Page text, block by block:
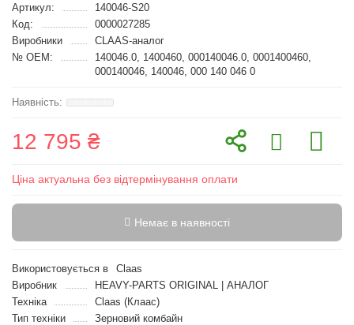
Артикул:
140046-S20
Код:
0000027285
Виробники
CLAAS-аналог
№ OEM:
140046.0, 1400460, 000140046.0, 0001400460,
000140046, 140046, 000 140 046 0
12 795 ₴
Ціна актуальна без відтермінування оплати
Немає в наявності
Використовується в
Claas
Виробник
HEAVY-PARTS ORIGINAL | АНАЛОГ
Техніка
Claas (Клаас)
Тип техніки
Зерновий комбайн